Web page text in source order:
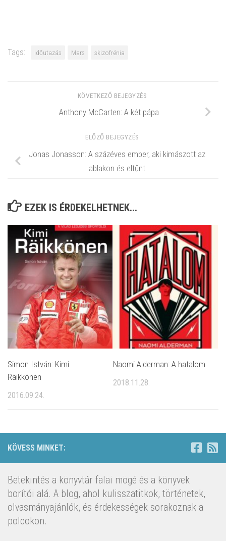
Tags: időutazás Mars skizofrénia
KÖVETKEZŐ BEJEGYZÉS
Anthony McCarten: A két pápa
ELŐZŐ BEJEGYZÉS
Jonas Jonasson: A százéves ember, aki kimászott az
ablakon és eltűnt
EZEK IS ÉRDEKELHETNEK...
Simon István: Kimi
Räikkönen
2016.09.24.
Naomi Alderman: A hatalom
2018.11.28.
KÖVESS MINKET:
Betekintés a könyvtár falai mögé és a könyvek
borítói alá. A blog, ahol kulisszatitkok, történetek,
olvasmányajánlók, és érdekességek sorakoznak a
polcokon.